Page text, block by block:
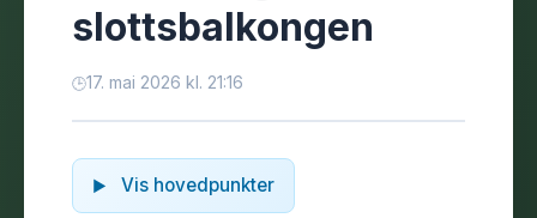
slottsbalkongen
17. mai 2026 kl. 21:16
Vis hovedpunkter